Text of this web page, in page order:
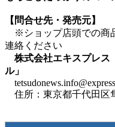
【問合せ先・発売元】
※ショップ店頭での商
連絡ください
株式会社エキスプレス
ル」
住所：東京都千代田